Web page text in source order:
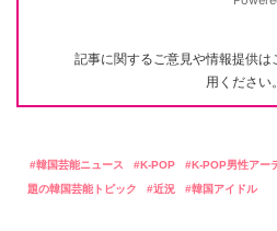
記事に関するご意見や情報提供は
用ください。
韓国芸能ニュース K-POP K-POP男性アー
題の韓国芸能トピック
近況 韓国アイドル